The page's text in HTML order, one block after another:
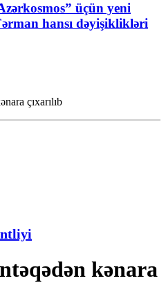
üçün yeni
hansı dəyişiklikləri
çıxarılıb
kənara